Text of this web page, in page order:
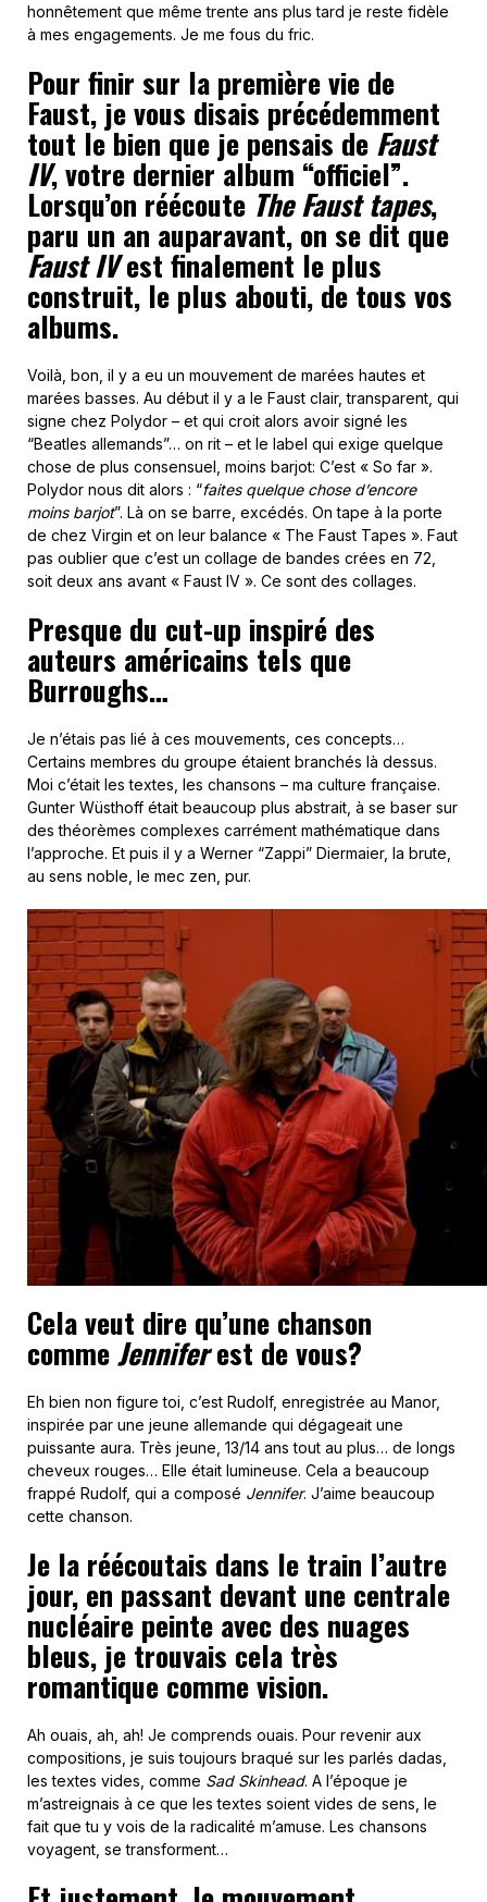
honnêtement que même trente ans plus tard je reste fidèle
à mes engagements. Je me fous du fric.
Pour finir sur la première vie de
Faust, je vous disais précédemment
tout le bien que je pensais de Faust
IV, votre dernier album “officiel”.
Lorsqu’on réécoute The Faust tapes,
paru un an auparavant, on se dit que
Faust IVest finalement le plus
construit, le plus abouti, de tous vos
albums.
Voilà, bon, il y a eu un mouvement de marées hautes et
marées basses. Au début il y a le Faust clair, transparent, qui
signe chez Polydor – et qui croit alors avoir signé les
“Beatles allemands”… on rit – et le label qui exige quelque
chose de plus consensuel, moins barjot: C’est « So far ».
Polydor nous dit alors : “faites quelque chose d’encore
moins barjot”. Là on se barre, excédés. On tape à la porte
de chez Virgin et on leur balance « The Faust Tapes ». Faut
pas oublier que c’est un collage de bandes crées en 72,
soit deux ans avant « Faust IV ». Ce sont des collages.
Presque du cut-up inspiré des
auteurs américains tels que
Burroughs…
Je n’étais pas lié à ces mouvements, ces concepts…
Certains membres du groupe étaient branchés là dessus.
Moi c’était les textes, les chansons – ma culture française.
Gunter Wüsthoff était beaucoup plus abstrait, à se baser sur
des théorèmes complexes carrément mathématique dans
l’approche. Et puis il y a Werner “Zappi” Diermaier, la brute,
au sens noble, le mec zen, pur.
Cela veut dire qu’une chanson
commeJenniferest de vous?
Eh bien non figure toi, c’est Rudolf, enregistrée au Manor,
inspirée par une jeune allemande qui dégageait une
puissante aura. Très jeune, 13/14 ans tout au plus… de longs
cheveux rouges… Elle était lumineuse. Cela a beaucoup
frappé Rudolf, qui a composé Jennifer. J’aime beaucoup
cette chanson.
Je la réécoutais dans le train l’autre
jour, en passant devant une centrale
nucléaire peinte avec des nuages
bleus, je trouvais cela très
romantique comme vision.
Ah ouais, ah, ah! Je comprends ouais. Pour revenir aux
compositions, je suis toujours braqué sur les parlés dadas,
les textes vides, comme Sad Skinhead. A l’époque je
m’astreignais à ce que les textes soient vides de sens, le
fait que tu y vois de la radicalité m’amuse. Les chansons
voyagent, se transforment…